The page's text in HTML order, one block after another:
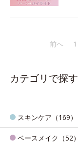
前へ 1
カテゴリで探す
スキンケア（169）
ベースメイク（52）